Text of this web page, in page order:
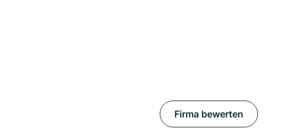
Firma bewerten